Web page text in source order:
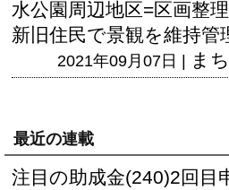
水公園周辺地区=区画整
新旧住民で景観を維持管
2021年09月07日 | ま
最近の連載
注目の助成金(240)2回目